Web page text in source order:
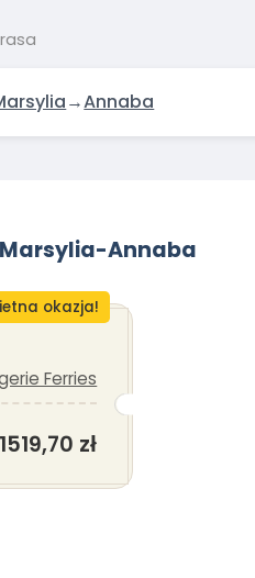
→Annaba
Annaba
okazja!
Ferries
1519,70 zł